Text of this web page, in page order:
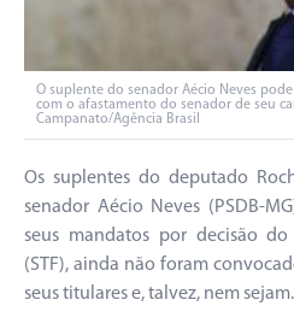
O suplente do senador Aécio Neves
com o afastamento do senador de seu
Campanato/Agência Brasil
Os suplentes do deputado
senador Aécio Neves (PSDB-
seus mandatos por decisão do
(STF), ainda não foram
seus titulares e, talvez, nem sejam.